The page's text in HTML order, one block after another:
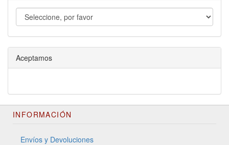
Aceptamos
INFORMACIÓN
Envíos y Devoluciones